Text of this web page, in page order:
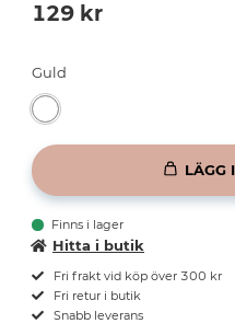
129 kr
Guld
LÄGG
Finns i lager
Hitta i butik
Fri frakt vid köp över 300 kr
Fri retur i butik
Snabb leverans